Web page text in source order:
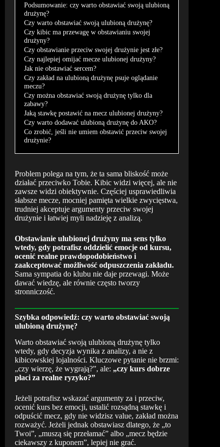
Podsumowanie: czy warto obstawiać swoją ulubioną
drużynę?
Czy warto obstawiać swoją ulubioną drużynę?
Czy kibic ma przewagę w obstawianiu swojej
drużyny?
Czy obstawianie przeciw swojej drużynie jest złe?
Czy najlepiej omijać mecze ulubionej drużyny?
Jak nie obstawiać sercem?
Czy zakład na ulubioną drużynę psuje oglądanie
meczu?
Czy można obstawiać swoją drużynę tylko dla
zabawy?
Jaką stawkę postawić na mecz ulubionej drużyny?
Czy warto dodawać ulubioną drużynę do AKO?
Co zrobić, jeśli nie umiem obstawić przeciw swojej
drużynie?
Problem polega na tym, że ta sama bliskość może
działać przeciwko Tobie. Kibic widzi więcej, ale nie
zawsze widzi obiektywnie. Częściej usprawiedliwia
słabsze mecze, mocniej pamięta wielkie zwycięstwa,
trudniej akceptuje argumenty przeciw swojej
drużynie i łatwiej myli nadzieję z analizą.
Obstawianie ulubionej drużyny ma sens tylko
wtedy, gdy potrafisz oddzielić emocje od kursu,
ocenić realne prawdopodobieństwo i
zaakceptować możliwość odpuszczenia zakładu.
Sama sympatia do klubu nie daje przewagi. Może
dawać wiedzę, ale równie często tworzy
stronniczość.
Szybka odpowiedź: czy warto obstawiać swoją
ulubioną drużynę?
Warto obstawiać swoją ulubioną drużynę tylko
wtedy, gdy decyzja wynika z analizy, a nie z
kibicowskiej lojalności. Kluczowe pytanie nie brzmi:
„czy wierzę, że wygrają?”, ale: „czy kurs dobrze
płaci za realne ryzyko?”
Jeżeli potrafisz wskazać argumenty za i przeciw,
ocenić kurs bez emocji, ustalić rozsądną stawkę i
odpuścić mecz, gdy nie widzisz value, zakład można
rozważyć. Jeżeli jednak obstawiasz dlatego, że „to
Twoi”, „muszą się przełamać” albo „mecz będzie
ciekawszy z kuponem”, lepiej nie grać.